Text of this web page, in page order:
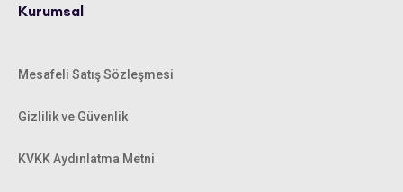
Kurumsal
Mesafeli Satış Sözleşmesi
Gizlilik ve Güvenlik
KVKK Aydınlatma Metni